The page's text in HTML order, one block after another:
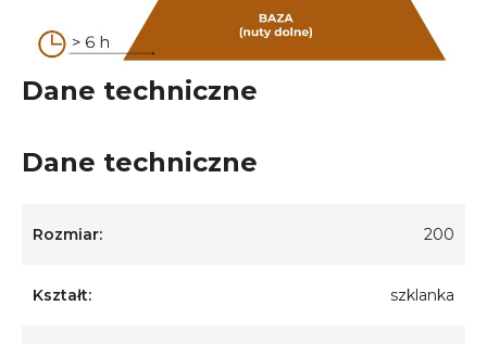
Dane techniczne
Dane techniczne
Rozmiar: 200
Kształt: szklanka